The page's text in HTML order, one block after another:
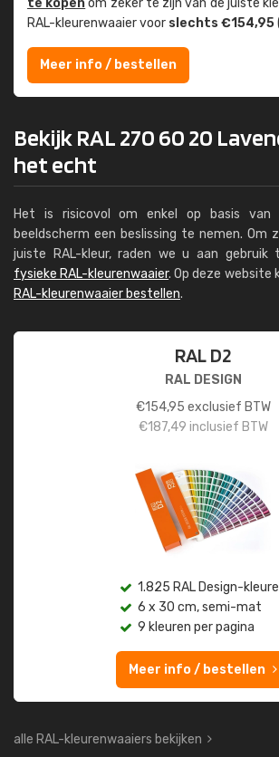
te kopenom zeker te zijn van de juiste
RAL-kleuren­waaier voor slechts €154,95
Meer info / bestellen
Bekijk RAL 270 60 20
het echt
Het is risicovol om enkel op basis van
beeldscherm een beslissing te nemen. Om
juiste RAL-kleur, raden we u aan gebruik
fysieke RAL-kleurenwaaier. Op deze website
RAL-kleurenwaaier bestellen.
RAL D2
RAL DESIGN
€154,95 exclusief BTW
€187,49 inclusief BTW
1.825 RAL Design-
6 x 30 cm, semi-mat
9 kleuren per pagina
Meer info / bestellen
alle RAL-kleurenwaaiers bekijken